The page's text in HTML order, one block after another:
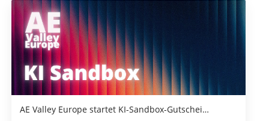
AE Valley Europe startet KI-Sandbox-Gutschei…